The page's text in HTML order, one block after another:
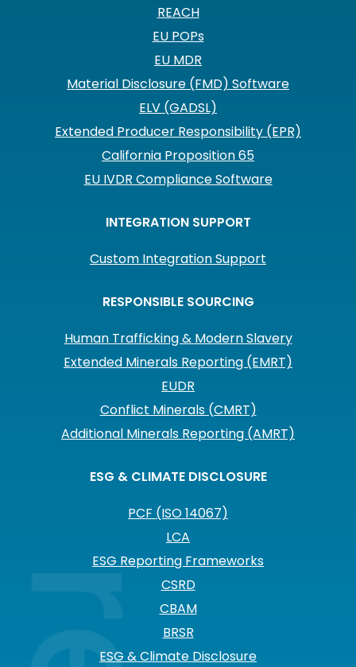
REACH
EU POPs
EU MDR
Material Disclosure (FMD) Software
ELV (GADSL)
Extended Producer Responsibility (EPR)
California Proposition 65
EU IVDR Compliance Software
INTEGRATION SUPPORT
Custom Integration Support
RESPONSIBLE SOURCING
Human Trafficking & Modern Slavery
Extended Minerals Reporting (EMRT)
EUDR
Conflict Minerals (CMRT)
Additional Minerals Reporting (AMRT)
ESG & CLIMATE DISCLOSURE
PCF (ISO 14067)
LCA
ESG Reporting Frameworks
CSRD
CBAM
BRSR
ESG & Climate Disclosure